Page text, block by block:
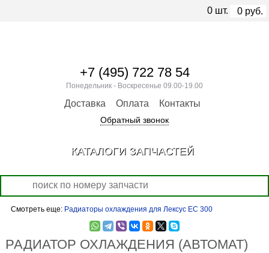
Смотреть еще: Радиаторы охлаждения для Лексус ЕС 300
РАДИАТОР ОХЛАЖДЕНИЯ (АВТОМАТ)
+7 (495) 722 78 54
Понедельник - Воскресенье 09.00-19.00
Доставка Оплата Контакты
Обратный звонок
0 шт. 0 руб.
КАТАЛОГИ ЗАПЧАСТЕЙ